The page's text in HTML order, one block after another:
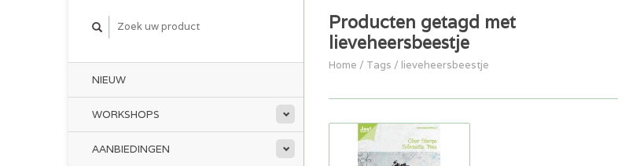
NIEUW
WORKSHOPS
AANBIEDINGEN
Producten getagd met
lieveheersbeestje
Home / Tags / lieveheersbeestje